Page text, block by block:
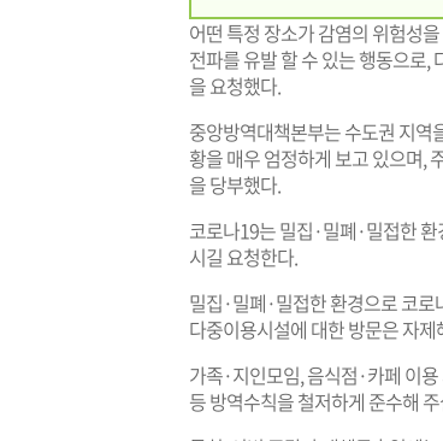
어떤 특정 장소가 감염의 위험성
전파를 유발 할 수 있는 행동으로,
을 요청했다.
중앙방역대책본부는 수도권 지역
황을 매우 엄정하게 보고 있으며,
을 당부했다.
코로나19는 밀집·밀폐·밀접한
시길 요청한다.
밀집·밀폐·밀접한 환경으로 코로
다중이용시설에 대한 방문은 자제
가족·지인모임, 음식점·카페 이
등 방역수칙을 철저하게 준수해